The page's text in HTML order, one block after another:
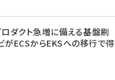
ロダクト急増に備える基盤刷
がECSからEKSへの移行で得